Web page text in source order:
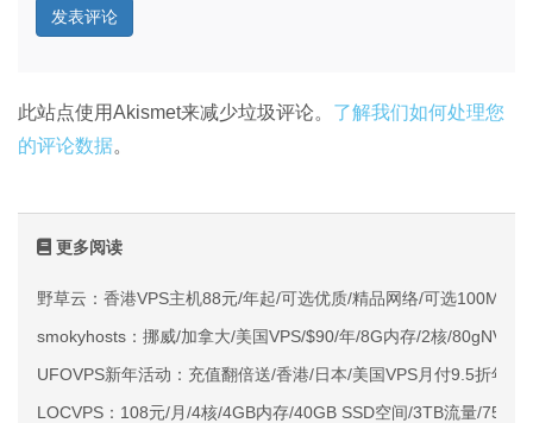
此站点使用Akismet来减少垃圾评论。 了解我们如何处理您
的评论数据。
更多阅读
野草云：香港VPS主机88元/年起/可选优质/精品网络/可选100M不
smokyhosts：挪威/加拿大/美国VPS/$90/年/8G内存/2核/
UFOVPS新年活动：充值翻倍送/香港/日本/美国VPS月付9.5折年
LOCVPS：108元/月/4核/4GB内存/40GB SSD空间/3TB流量/